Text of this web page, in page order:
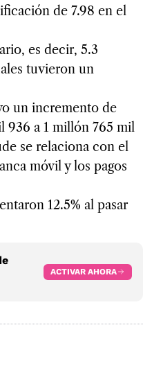
de 7.98 en el
es decir, 5.3
tuvieron un
un incremento de
936 a 1 millón 765 mil
se relaciona con el
móvil y los pagos
12.5% al pasar
ACTIVAR AHORA